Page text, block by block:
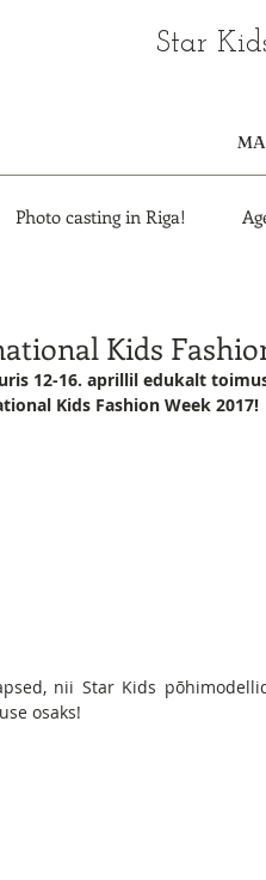
Star
Photo casting in Riga!
Kids
12-16. aprillil edukalt
Kids Fashion Week 2017!
nii Star Kids
osaks!